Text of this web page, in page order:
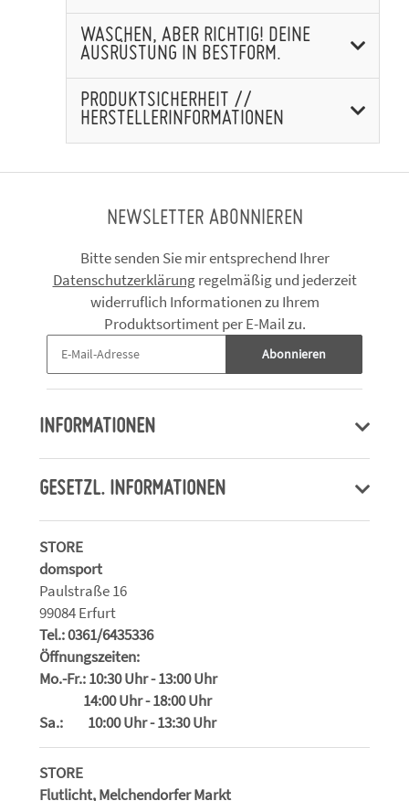
WASCHEN, ABER RICHTIG! DEINE
AUSRÜSTUNG IN BESTFORM.
PRODUKTSICHERHEIT //
HERSTELLERINFORMATIONEN
NEWSLETTER ABONNIEREN
Bitte senden Sie mir entsprechend Ihrer
Datenschutzerklärungregelmäßig und jederzeit
widerruflich Informationen zu Ihrem
Produktsortiment per E-Mail zu.
Abonnieren
INFORMATIONEN
GESETZL. INFORMATIONEN
STORE
domsport
Paulstraße 16
99084 Erfurt
Tel.: 0361/6435336
Öffnungszeiten:
Mo.-Fr.: 10:30 Uhr - 13:00 Uhr
14:00 Uhr - 18:00 Uhr
Sa.: 10:00 Uhr - 13:30 Uhr
STORE
Flutlicht, Melchendorfer Markt